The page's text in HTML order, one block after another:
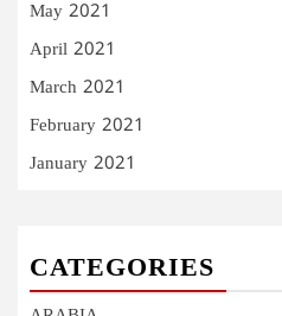
May 2021
April 2021
March 2021
February 2021
January 2021
CATEGORIES